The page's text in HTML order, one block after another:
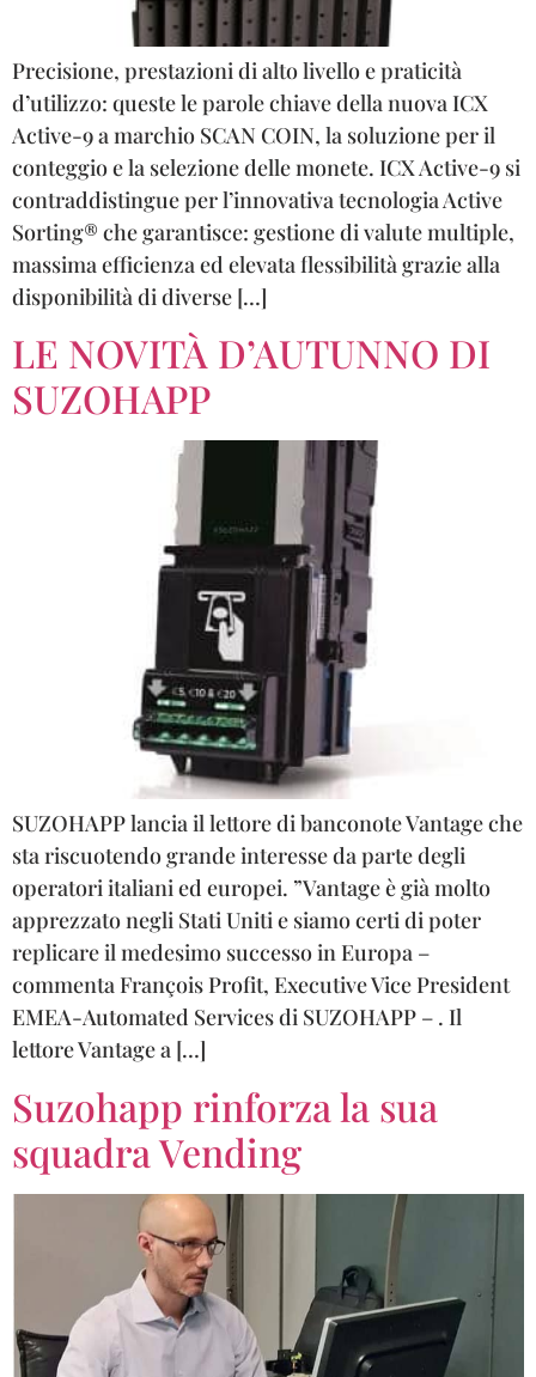
Precisione, prestazioni di alto livello e praticità
d’utilizzo: queste le parole chiave della nuova ICX
Active-9 a marchio SCAN COIN, la soluzione per il
conteggio e la selezione delle monete. ICX Active-9 si
contraddistingue per l’innovativa tecnologia Active
Sorting® che garantisce: gestione di valute multiple,
massima efficienza ed elevata flessibilità grazie alla
disponibilità di diverse […]
LE NOVITÀ D’AUTUNNO DI
SUZOHAPP
SUZOHAPP lancia il lettore di banconote Vantage che
sta riscuotendo grande interesse da parte degli
operatori italiani ed europei. ”Vantage è già molto
apprezzato negli Stati Uniti e siamo certi di poter
replicare il medesimo successo in Europa –
commenta François Profit, Executive Vice President
EMEA-Automated Services di SUZOHAPP – . Il
lettore Vantage a […]
Suzohapp rinforza la sua
squadra Vending